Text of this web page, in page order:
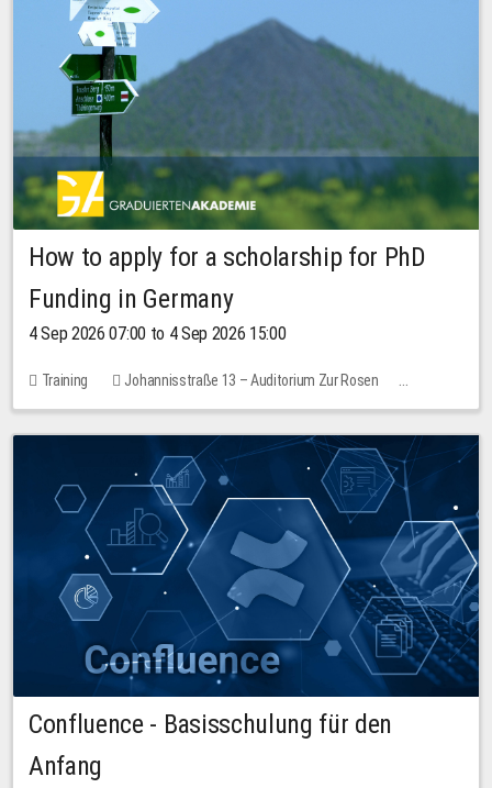
How to apply for a scholarship for PhD
Funding in Germany
4 Sep 2026 07:00 to 4 Sep 2026 15:00
Training
Johannisstraße 13 – Auditorium Zur Rosen
7 places
10.00 EUR
Confluence - Basisschulung für den
Anfang